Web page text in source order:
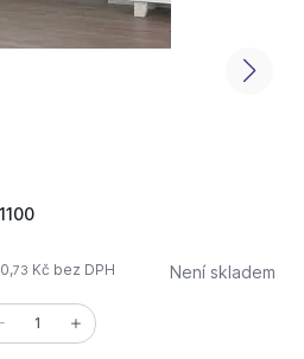
73 Kč bez DPH Není skladem